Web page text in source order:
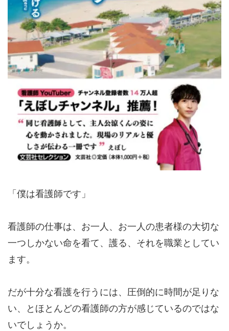
「僕は看護師です」
看護師の仕事は、お一人、お一人の患者様の大切な
一つしかない命を看て、護る、それを職業としてい
ます。
だが十分な看護を行うには、圧倒的に時間が足りな
い、とほとんどの看護師の方が感じているのではな
いでしょうか。